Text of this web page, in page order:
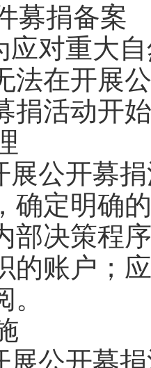
募捐备案
应对重大
法在开展
捐活动开
展公开募
确定明确
部决策程
的账户；
展公开募